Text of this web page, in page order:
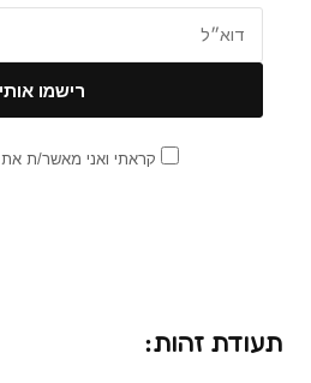
קראתי ואני מאשר/ת את
תעודת זהות: